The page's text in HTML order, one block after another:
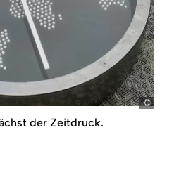
der Zeitdruck.